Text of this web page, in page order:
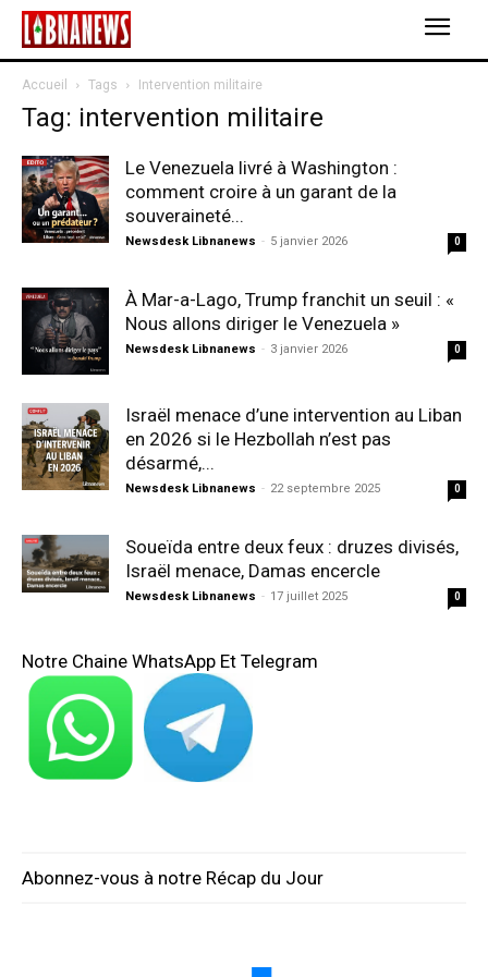
Accueil Tags Intervention militaire
Tag: intervention militaire
Le Venezuela livré à Washington :
comment croire à un garant de la
souveraineté...
Newsdesk Libnanews - 5 janvier 2026 0
À Mar-a-Lago, Trump franchit un seuil : «
Nous allons diriger le Venezuela »
Newsdesk Libnanews - 3 janvier 2026 0
Israël menace d’une intervention au Liban
en 2026 si le Hezbollah n’est pas
désarmé,...
Newsdesk Libnanews - 22 septembre 2025 0
Soueïda entre deux feux : druzes divisés,
Israël menace, Damas encercle
Newsdesk Libnanews - 17 juillet 2025 0
Notre Chaine WhatsApp Et Telegram
Abonnez-vous à notre Récap du Jour